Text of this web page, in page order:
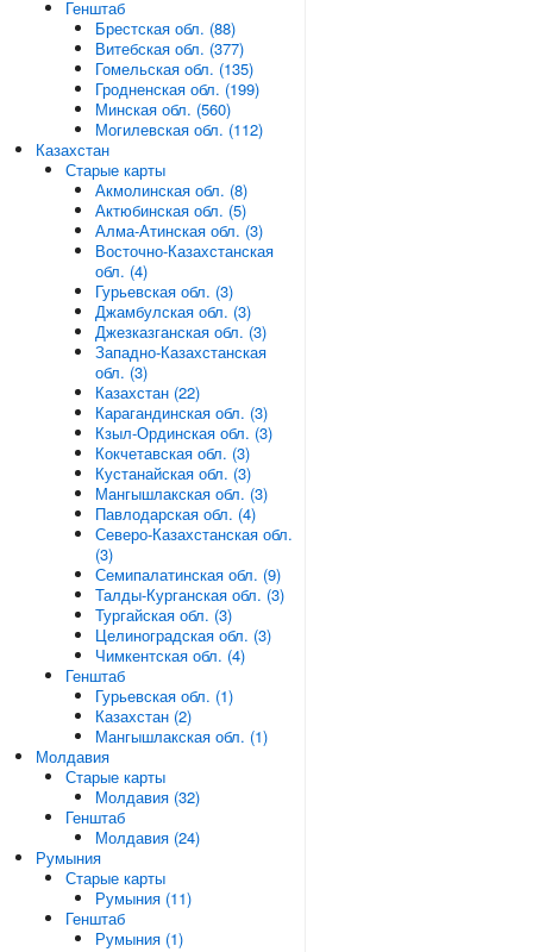
Генштаб
Брестская обл. (88)
Витебская обл. (377)
Гомельская обл. (135)
Гродненская обл. (199)
Минская обл. (560)
Могилевская обл. (112)
Казахстан
Старые карты
Акмолинская обл. (8)
Актюбинская обл. (5)
Алма-Атинская обл. (3)
Восточно-Казахстанская
обл. (4)
Гурьевская обл. (3)
Джамбулская обл. (3)
Джезказганская обл. (3)
Западно-Казахстанская
обл. (3)
Казахстан (22)
Карагандинская обл. (3)
Кзыл-Ординская обл. (3)
Кокчетавская обл. (3)
Кустанайская обл. (3)
Мангышлакская обл. (3)
Павлодарская обл. (4)
Северо-Казахстанская обл.
(3)
Семипалатинская обл. (9)
Талды-Курганская обл. (3)
Тургайская обл. (3)
Целиноградская обл. (3)
Чимкентская обл. (4)
Генштаб
Гурьевская обл. (1)
Казахстан (2)
Мангышлакская обл. (1)
Молдавия
Старые карты
Молдавия (32)
Генштаб
Молдавия (24)
Румыния
Старые карты
Румыния (11)
Генштаб
Румыния (1)